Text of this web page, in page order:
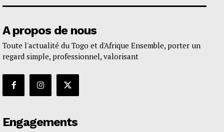
A propos de nous
Toute l'actualité du Togo et d'Afrique Ensemble, porter un
regard simple, professionnel, valorisant
Engagements